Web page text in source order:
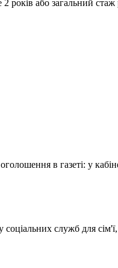
років або загальний
в газеті: у
служб для сім'ї,